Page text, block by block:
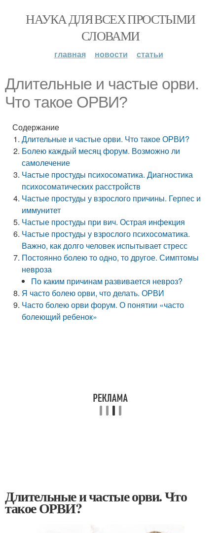
НАУКА ДЛЯ ВСЕХ ПРОСТЫМИ
СЛОВАМИ
главная новости статьи
Длительные и частые орви.
Что такое ОРВИ?
Содержание
Длительные и частые орви. Что такое ОРВИ?
Болею каждый месяц форум. Возможно ли
самолечение
Частые простуды психосоматика. Диагностика
психосоматических расстройств
Частые простуды у взрослого причины. Герпес и
иммунитет
Частые простуды при вич. Острая инфекция
Частые простуды у взрослого психосоматика.
Важно, как долго человек испытывает стресс
Постоянно болею то одно, то другое. Симптомы
невроза
По каким причинам развивается невроз?
Я часто болею орви, что делать. ОРВИ
Часто болею орви форум. О понятии «часто
болеющий ребенок»
Длительные и частые орви. Что
такое ОРВИ?